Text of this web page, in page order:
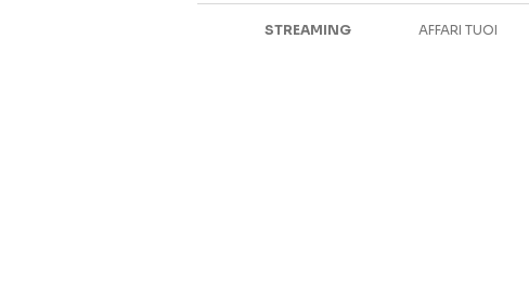
STREAMING AFFARI TUOI